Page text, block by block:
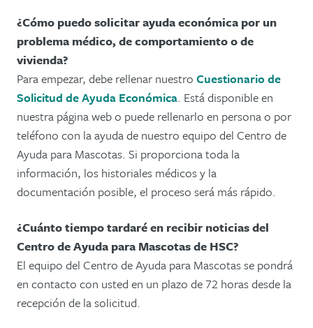
¿Cómo puedo solicitar ayuda económica por un
problema médico, de comportamiento o de
vivienda?
Para empezar, debe rellenar nuestro Cuestionario de
Solicitud de Ayuda Económica. Está disponible en
nuestra página web o puede rellenarlo en persona o por
teléfono con la ayuda de nuestro equipo del Centro de
Ayuda para Mascotas. Si proporciona toda la
información, los historiales médicos y la
documentación posible, el proceso será más rápido.
¿Cuánto tiempo tardaré en recibir noticias del
Centro de Ayuda para Mascotas de HSC?
El equipo del Centro de Ayuda para Mascotas se pondrá
en contacto con usted en un plazo de 72 horas desde la
recepción de la solicitud.